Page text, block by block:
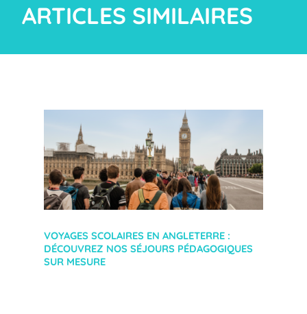
ARTICLES SIMILAIRES
VOYAGES SCOLAIRES EN ANGLETERRE :
DÉCOUVREZ NOS SÉJOURS PÉDAGOGIQUES
SUR MESURE